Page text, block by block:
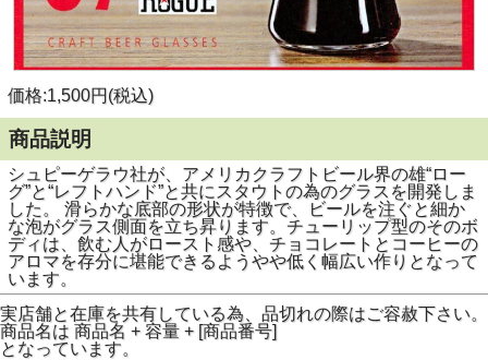
価格:1,500円(税込)
商品説明
シュピーゲラウ社が、アメリカクラフトビール界の雄“ロー
グ”と“レフトハンド”と共にスタウトの為のグラスを開発しま
した。 滑らかな底部の形状が特徴で、ビールを注ぐと細か
な泡がグラス側面を立ち昇ります。チューリップ型のそのボ
ディは、飲む人がロースト感や、チョコレートとコーヒーの
アロマを存分に堪能できるようやや低く幅広い作りとなって
います。
実店舗と在庫を共有している為、品切れの際はご容赦下さい。
商品名は 商品名 + 容量 + [商品番号]
となっています。